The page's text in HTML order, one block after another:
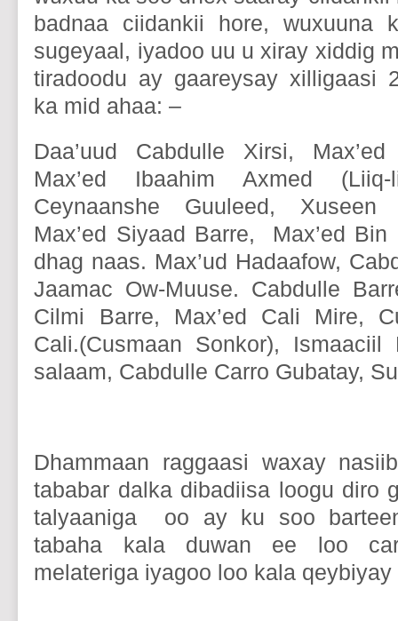
badnaa ciidankii hore, wuxuuna
sugeyaal, iyadoo uu u xiray xiddig
tiradoodu ay gaareysay xilligaasi
ka mid ahaa: –
Daa’uud Cabdulle Xirsi,
Max’ed Ibaahim Axmed (Liiq-
Ceynaanshe Guuleed,
Max’ed Siyaad Barre, Max’ed
dhag naas. Max’ud Hadaafow,
Jaamac Ow-Muuse. Cabdulle
Cilmi Barre, Max’ed Cali Mire,
Cali.(Cusmaan Sonkor), Ismaaciil
salaam, Cabdulle Carro Gubatay,
Dhammaan raggaasi waxay
tababar dalka dibadiisa loogu diro
talyaaniga oo ay ku soo
tabaha kala duwan ee loo
melateriga iyagoo loo kala